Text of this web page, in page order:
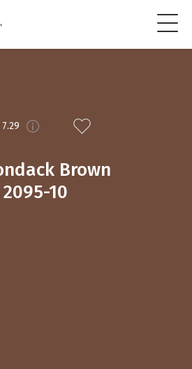
7.29
Brown
2095-10